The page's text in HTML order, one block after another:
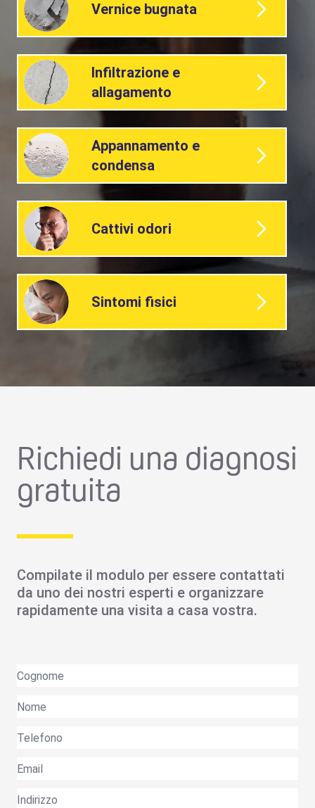
Vernice bugnata
Infiltrazione e
allagamento
Appannamento e
condensa
Cattivi odori
Sintomi fisici
Richiedi una diagnosi
gratuita
Compilate il modulo per essere contattati
da uno dei nostri esperti e organizzare
rapidamente una visita a casa vostra.